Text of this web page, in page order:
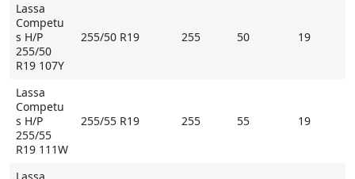
Lassa
Competu
s H/P
255/50
R19 107Y
255/50 R19 255 50 19
Lassa
Competu
s H/P
255/55
R19 111W
255/55 R19 255 55 19